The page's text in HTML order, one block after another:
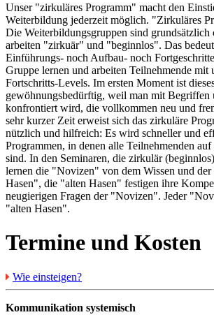
Unser "zirkuläres Programm" macht den
Weiterbildung jederzeit möglich. "Zirkuläres
Die Weiterbildungsgruppen sind
arbeiten "zirkuär" und "beginnlos". Das
Einführungs- noch Aufbau- noch
Gruppe lernen und arbeiten Teilnehmende mit
Fortschritts-Levels. Im ersten Moment ist
gewöhnungsbedürftig, weil man mit Begriffen
konfrontiert wird, die vollkommen neu und
sehr kurzer Zeit erweist sich das zirkuläre
nützlich und hilfreich: Es wird schneller und
Programmen, in denen alle Teilnehmenden
sind. In den Seminaren, die zirkulär
lernen die "Novizen" von dem Wissen und
Hasen", die "alten Hasen" festigen ihre
neugierigen Fragen der "Novizen". Jeder
"alten Hasen".
Termine und Kosten
Wie einsteigen?
Kommunikation systemisch